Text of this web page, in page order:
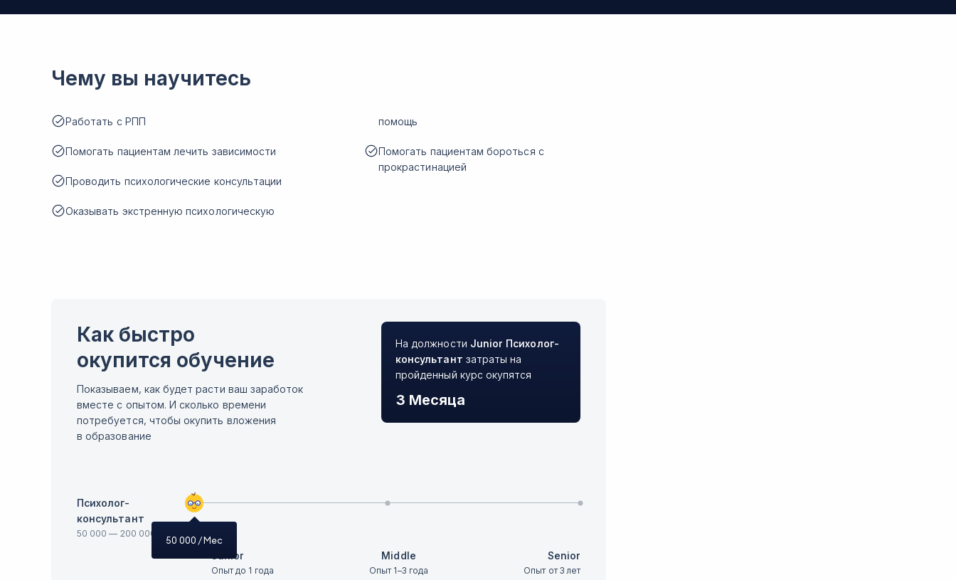
Чему вы научитесь
Работать с РПП
Помогать пациентам лечить зависимости
Проводить психологические консультации
Оказывать экстренную психологическую
помощь
Помогать пациентам бороться с
прокрастинацией
Как быстро
окупится обучение
Показываем, как будет расти ваш заработок
вместе с опытом. И сколько времени
потребуется, чтобы окупить вложения
в образование
На должности Junior Психолог-
консультант затраты на
пройденный курс окупятся
3 Месяца
Психолог-
консультант
50 000 — 200 000
Junior
Опыт до 1 года
Middle
Опыт 1–3 года
Senior
Опыт от 3 лет
50 000 / Мес